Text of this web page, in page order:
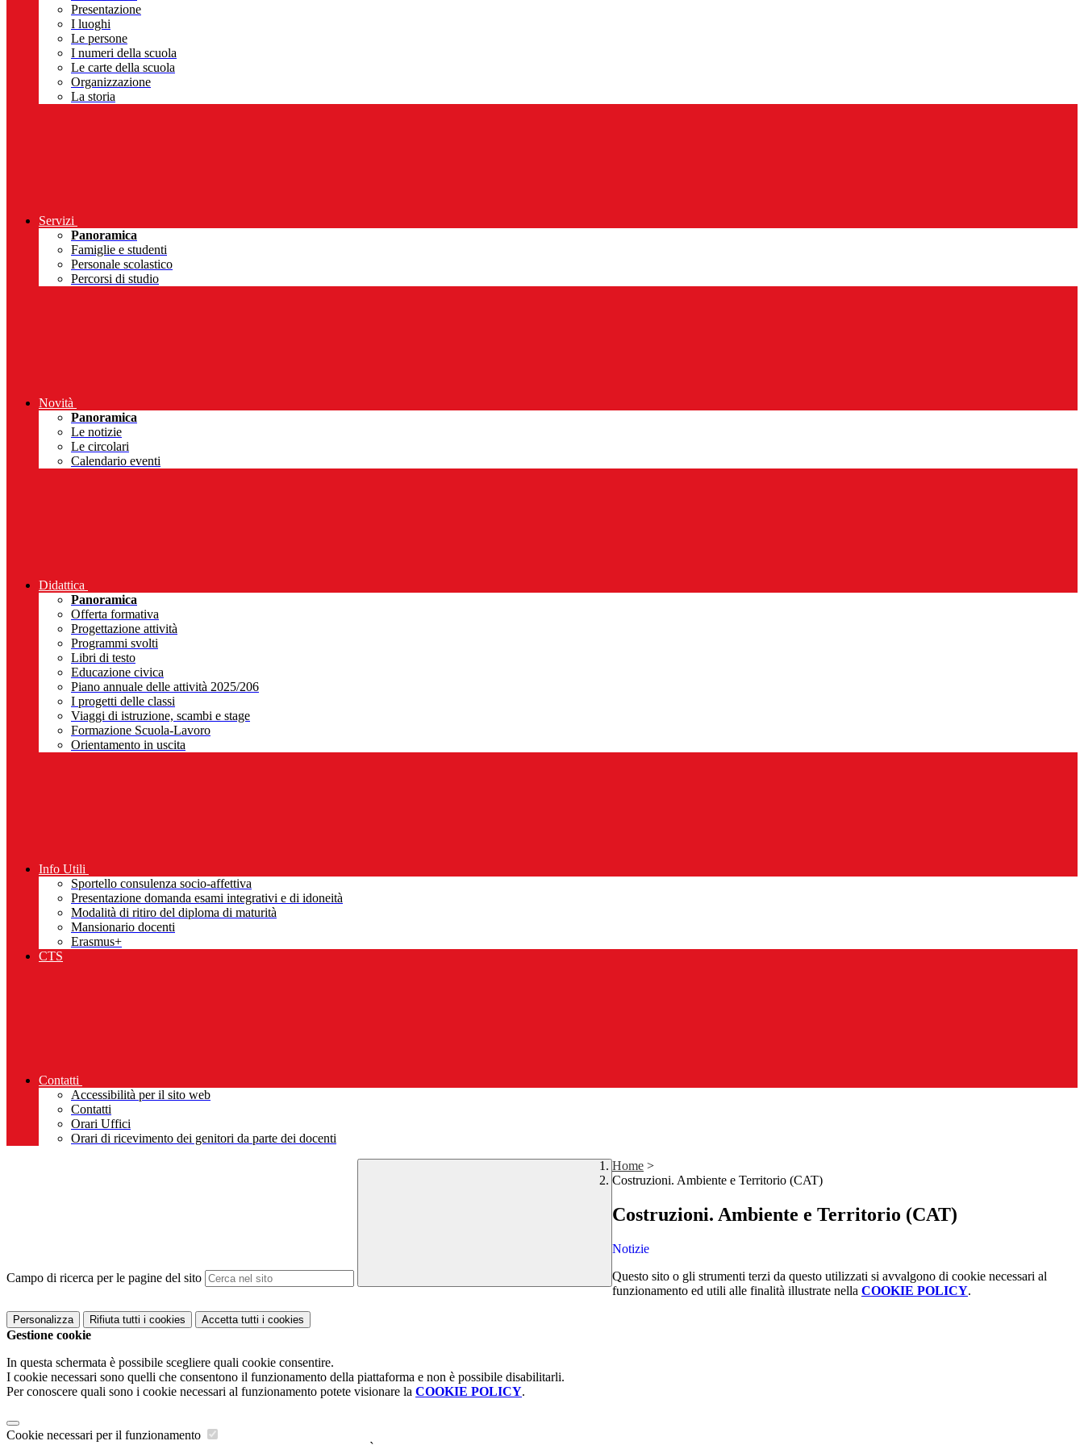
Presentazione
I luoghi
Le persone
I numeri della scuola
Le carte della scuola
Organizzazione
La storia
Servizi
Panoramica
Famiglie e studenti
Personale scolastico
Percorsi di studio
Novità
Panoramica
Le notizie
Le circolari
Calendario eventi
Didattica
Panoramica
Offerta formativa
Progettazione attività
Programmi svolti
Libri di testo
Educazione civica
Piano annuale delle attività 2025/206
I progetti delle classi
Viaggi di istruzione, scambi e stage
Formazione Scuola-Lavoro
Orientamento in uscita
Info Utili
Sportello consulenza socio-affettiva
Presentazione domanda esami integrativi e di idoneità
Modalità di ritiro del diploma di maturità
Mansionario docenti
Erasmus+
CTS
Contatti
Accessibilità per il sito web
Contatti
Orari Uffici
Orari di ricevimento dei genitori da parte dei docenti
Campo di ricerca per le pagine del sito
Home >
Costruzioni. Ambiente e Territorio (CAT)
Costruzioni. Ambiente e Territorio (CAT)
Notizie
Questo sito o gli strumenti terzi da questo utilizzati si avvalgono di cookie necessari al
funzionamento ed utili alle finalità illustrate nella COOKIE POLICY.
Personalizza Rifiuta tutti i cookies Accetta tutti i cookies
Gestione cookie
In questa schermata è possibile scegliere quali cookie consentire.
I cookie necessari sono quelli che consentono il funzionamento della piattaforma e non è possibile disabilitarli.
Per conoscere quali sono i cookie necessari al funzionamento potete visionare la COOKIE POLICY.
Cookie necessari per il funzionamento